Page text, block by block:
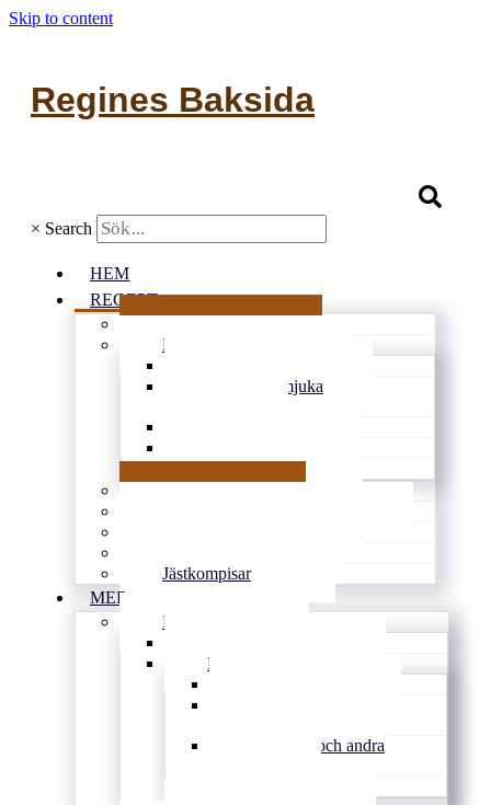
Skip to content
Regines Baksida
× Search
HEM
RECEPT
Bullar & kakor
Rutor och mjuka
Jästkompisar
MER
BLOGG
Personligt
Familjen och andra